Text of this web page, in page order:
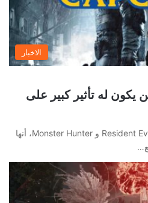
الاخبار
يكون له تأثير كبير على
أكدت كابكوم، مطورة سلسلتي Resident Evil و Monster Hunter، أنها